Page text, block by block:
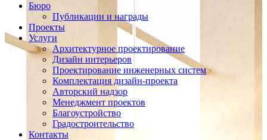
Бюро
Публикации и награды
Проекты
Услуги
Архитектурное проектирование
Дизайн интерьеров
Проектирование инженерных систем
Комплектация дизайн-проекта
Авторский надзор
Менеджмент проектов
Благоустройство
Градостроительство
Контакты